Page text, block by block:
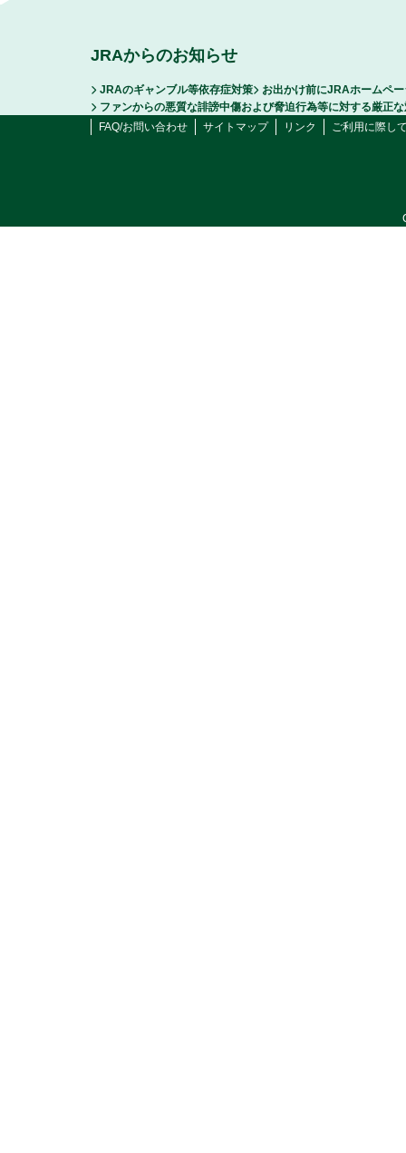
JRAからのお知らせ
JRAのギャンブル等依存症対策
お出かけ前にJRAホームペ
ファンからの悪質な誹謗中傷および脅迫行為等に対する厳正
FAQ/お問い合わせ
サイトマップ リンク ご利用に際し